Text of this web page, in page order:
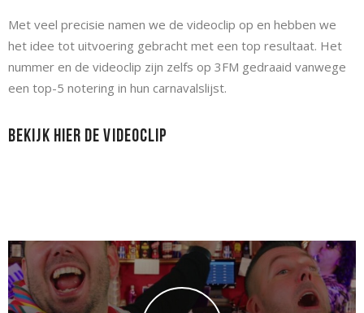
Met veel precisie namen we de videoclip op en hebben we
het idee tot uitvoering gebracht met een top resultaat. Het
nummer en de videoclip zijn zelfs op 3FM gedraaid vanwege
een top-5 notering in hun carnavalslijst.
Bekijk hier de Videoclip